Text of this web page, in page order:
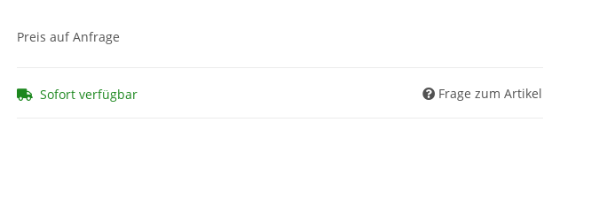
Preis auf Anfrage
Sofort verfügbar Frage zum Artikel